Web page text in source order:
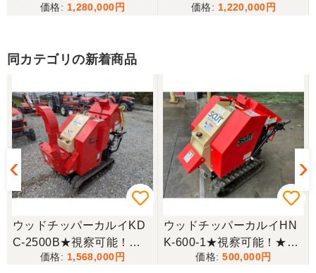
とうございました。
東京都／yuikanoa
いろいろな質問にもすぐに答えていただき 引き取り
時にも親切な対応をありがとうございました。又機
会があれば宜しくお願いします。ありがとうござい
ます。
エンジンが一発でかかり嬉しかったです。
備済み
1,280,000 1,220,000
同カテゴリの新着商品
ウッドチッパーカルイKD
C-2500B★視察可能！★
長野県渡し カルイ ウッド
1,568,000
ウッドチッパーカルイHN
K-600-1★視察可能！★茨
城県渡し カルイ ウッドチ
500,000